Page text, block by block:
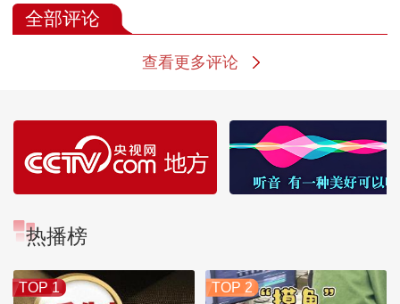
全部评论
查看更多评论
热播榜
TOP 1 TOP 2